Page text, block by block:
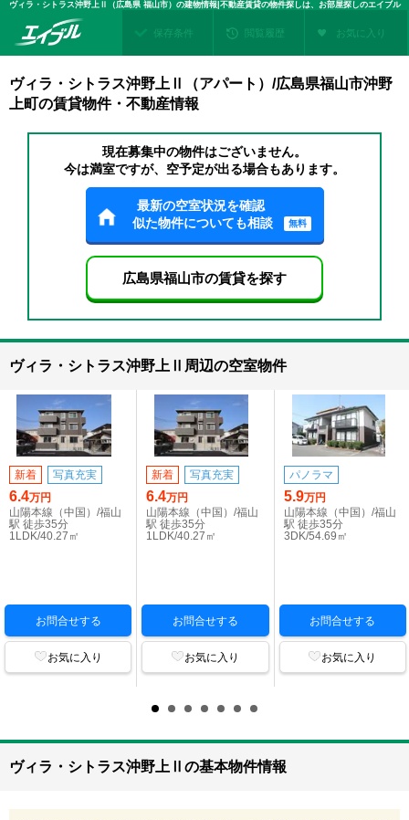
ヴィラ・シトラス沖野上Ⅱ（広島県 福山市）の建物情報|不動産賃貸の物件探しは、お部屋探しのエイブル
保存条件 閲覧履歴 お気に入り
ヴィラ・シトラス沖野上Ⅱ（アパート）/広島県福山市沖野
上町の賃貸物件・不動産情報
現在募集中の物件はございません。
今は満室ですが、空予定が出る場合もあります。
最新の空室状況を確認
似た物件についても相談
無料
広島県福山市の賃貸を探す
ヴィラ・シトラス沖野上Ⅱ周辺の空室物件
新着 写真充実
6.4万円
山陽本線（中国）/福山
駅 徒歩35分
1LDK/40.27㎡
お問合せする
お気に入り
新着 写真充実
6.4万円
山陽本線（中国）/福山
駅 徒歩35分
1LDK/40.27㎡
お問合せする
お気に入り
パノラマ
5.9万円
山陽本線（中国）/福山
駅 徒歩35分
3DK/54.69㎡
お問合せする
お気に入り
ヴィラ・シトラス沖野上Ⅱの基本物件情報